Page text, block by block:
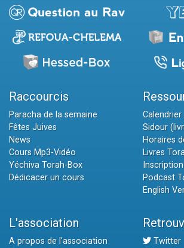
Raccourcis
Paracha de la semaine
Fêtes Juives
News
Cours Mp3-Vidéo
Yéchiva Torah-Box
Dédicacer un cours
Sidour
Horaires
Livres
Inscription
Podcast
English
L'association
A propos de l'association
Twitter